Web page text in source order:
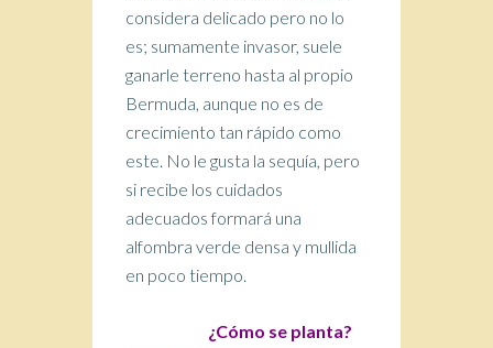
considera delicado pero no lo
es; sumamente invasor, suele
ganarle terreno hasta al propio
Bermuda, aunque no es de
crecimiento tan rápido como
este. No le gusta la sequía, pero
si recibe los cuidados
adecuados formará una
alfombra verde densa y mullida
en poco tiempo.
¿Cómo se planta?